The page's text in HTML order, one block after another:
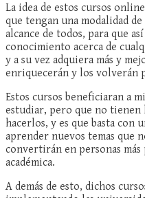
La idea de estos cursos
que tengan una modalidad
alcance de todos, para que
conocimiento acerca de
y a su vez adquiera más y
enriquecerán y los volverán
Estos cursos beneficiaran a
estudiar, pero que no tienen
hacerlos, y es que basta con
aprender nuevos temas que
convertirán en personas
académica.
A demás de esto, dichos